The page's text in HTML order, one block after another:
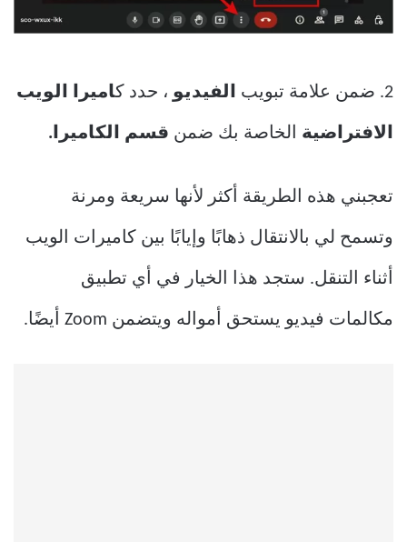
2. ضمن علامة تبويب الفيديو ، حدد كاميرا الويب
الافتراضية الخاصة بك ضمن قسم الكاميرا.
تعجبني هذه الطريقة أكثر لأنها سريعة ومرنة
وتسمح لي بالانتقال ذهابًا وإيابًا بين كاميرات الويب
أثناء التنقل. ستجد هذا الخيار في أي تطبيق
مكالمات فيديو يستحق أمواله ويتضمن Zoom أيضًا.